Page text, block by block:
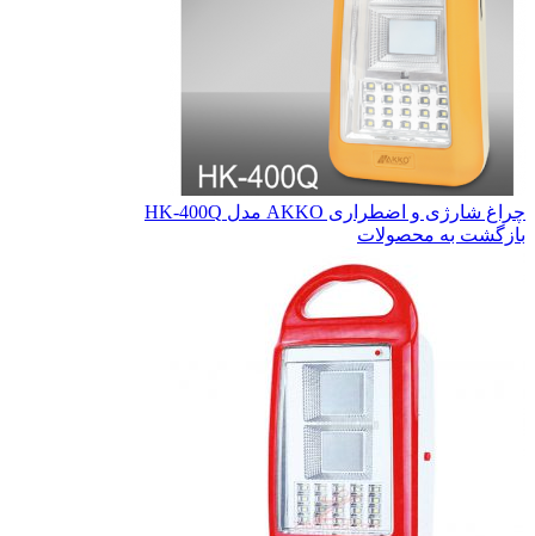
چراغ شارژی و اضطراری AKKO مدل HK-400Q
بازگشت به محصولات